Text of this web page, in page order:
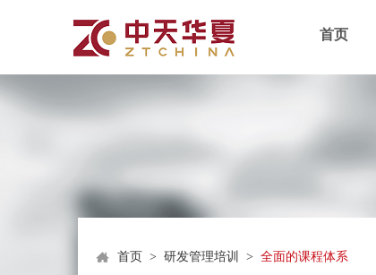
首页
首页 > 研发管理培训 > 全面的课程体系